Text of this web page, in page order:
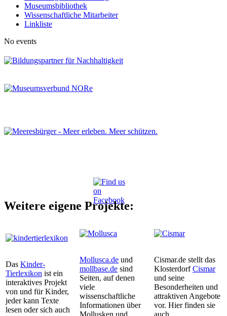
Museumsbibliothek
Wissenschaftliche Mitarbeiter
Linkliste
No events
Weitere eigene Projekte:
Das Kinder-
Tierlexikon ist ein
interaktives Projekt
von und für Kinder,
jeder kann Texte
lesen oder sich auch
Mollusca.de und
mollbase.de sind
Seiten, auf denen
viele
wissenschaftliche
Informationen über
Cismar.de stellt das
KlosterdorfCismar
und seine
Besonderheiten und
attraktiven Angebote
vor. Hier finden sie